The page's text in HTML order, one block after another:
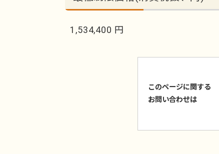
1,534,400 円
このページに関する
お問い合わせは